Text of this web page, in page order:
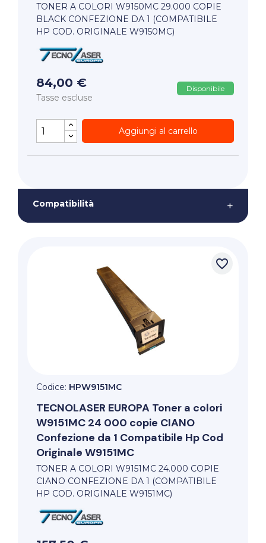
TONER A COLORI W9150MC 29.000 COPIE
BLACK CONFEZIONE DA 1 (COMPATIBILE
HP COD. ORIGINALE W9150MC)
84,00 €
Tasse escluse
Disponibile
Aggiungi al carrello
Compatibilità +
favorite_border
Codice: HPW9151MC
TECNOLASER EUROPA Toner a colori
W9151MC 24 000 copie CIANO
Confezione da 1 Compatibile Hp Cod
Originale W9151MC
TONER A COLORI W9151MC 24.000 COPIE
CIANO CONFEZIONE DA 1 (COMPATIBILE
HP COD. ORIGINALE W9151MC)